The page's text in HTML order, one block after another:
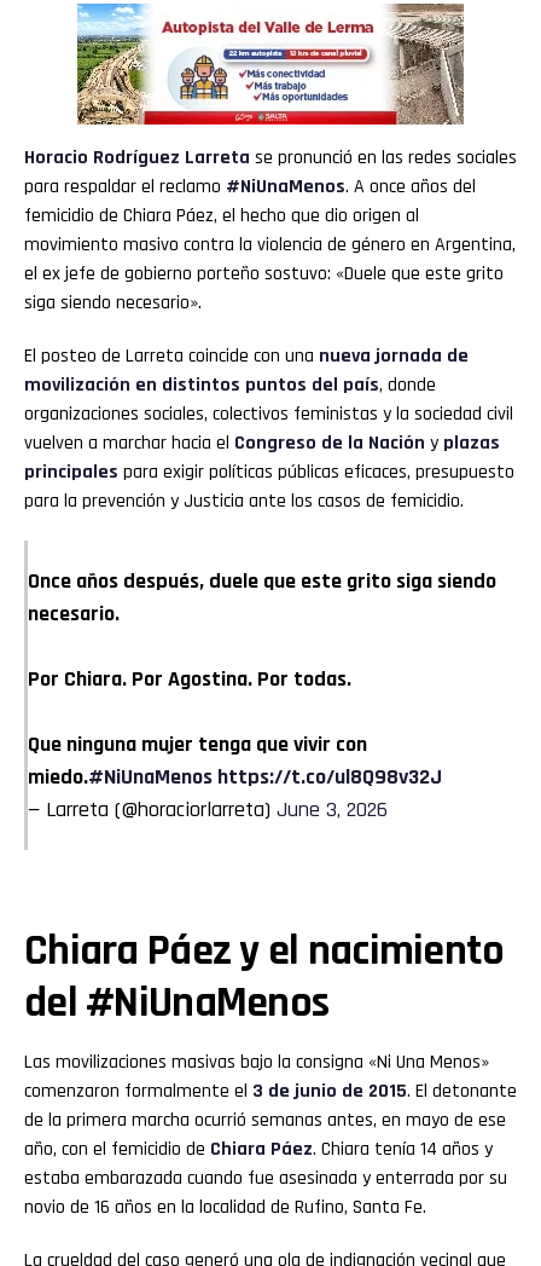
Horacio Rodríguez Larreta se pronunció en las redes sociales
para respaldar el reclamo #NiUnaMenos. A once años del
femicidio de Chiara Páez, el hecho que dio origen al
movimiento masivo contra la violencia de género en Argentina,
el ex jefe de gobierno porteño sostuvo: «Duele que este grito
siga siendo necesario».
El posteo de Larreta coincide con una nueva jornada de
movilización en distintos puntos del país, donde
organizaciones sociales, colectivos feministas y la sociedad civil
vuelven a marchar hacia el Congreso de la Nación y plazas
principales para exigir políticas públicas eficaces, presupuesto
para la prevención y Justicia ante los casos de femicidio.
Once años después, duele que este grito siga siendo
necesario.
Por Chiara. Por Agostina. Por todas.
Que ninguna mujer tenga que vivir con
miedo.#NiUnaMenos https://t.co/ul8Q98v32J
— Larreta (@horaciorlarreta) June 3, 2026
Chiara Páez y el nacimiento
del #NiUnaMenos
Las movilizaciones masivas bajo la consigna «Ni Una Menos»
comenzaron formalmente el 3 de junio de 2015. El detonante
de la primera marcha ocurrió semanas antes, en mayo de ese
año, con el femicidio de Chiara Páez. Chiara tenía 14 años y
estaba embarazada cuando fue asesinada y enterrada por su
novio de 16 años en la localidad de Rufino, Santa Fe.
La crueldad del caso generó una ola de indignación vecinal que